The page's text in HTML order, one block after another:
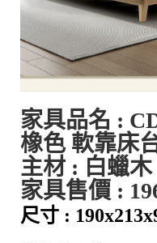
家具品名 :
橡色 軟靠床
主材 : 白蠟木
家具售價 :
尺寸 : 190